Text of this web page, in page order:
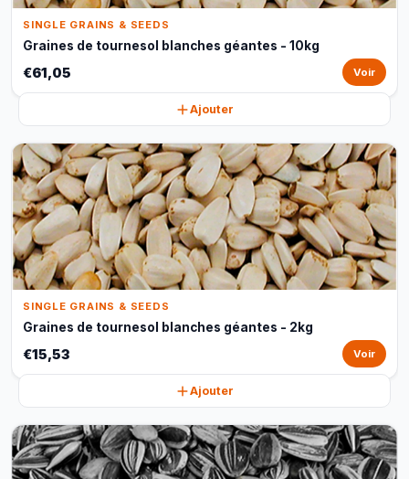
SINGLE GRAINS & SEEDS
Graines de tournesol blanches géantes - 10kg
€61,05 Voir
Ajouter
SINGLE GRAINS & SEEDS
Graines de tournesol blanches géantes - 2kg
€15,53 Voir
Ajouter